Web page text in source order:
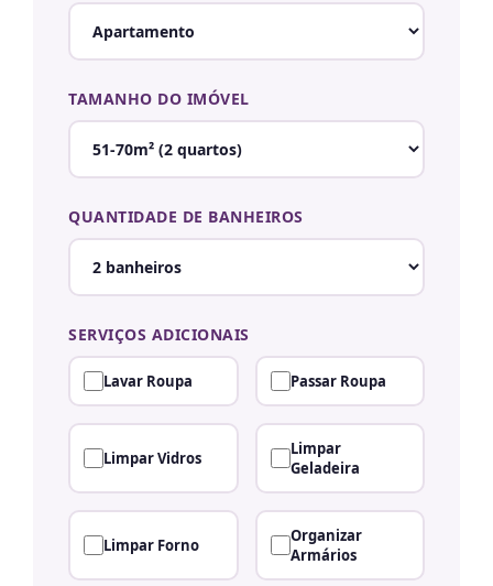
TAMANHO DO IMÓVEL
QUANTIDADE DE BANHEIROS
SERVIÇOS ADICIONAIS
Lavar Roupa Passar Roupa
Limpar Vidros
Limpar
Geladeira
Limpar Forno
Organizar
Armários